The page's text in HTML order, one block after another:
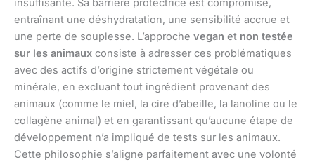
insuffisante. Sa barrière protectrice est compromise,
entraînant une déshydratation, une sensibilité accrue et
une perte de souplesse. L’approche vegan et non testée
sur les animaux consiste à adresser ces problématiques
avec des actifs d’origine strictement végétale ou
minérale, en excluant tout ingrédient provenant des
animaux (comme le miel, la cire d’abeille, la lanoline ou le
collagène animal) et en garantissant qu’aucune étape de
développement n’a impliqué de tests sur les animaux.
Cette philosophie s’aligne parfaitement avec une volonté